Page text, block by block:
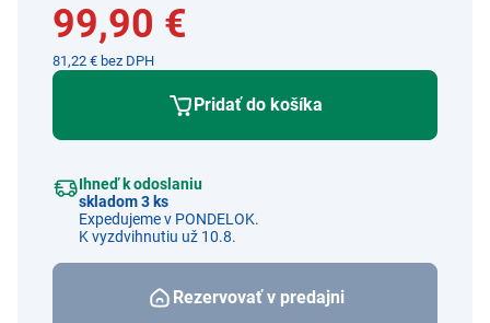
99,90 €
81,22 € bez DPH
Pridať do košíka
Ihneď k odoslaniu
skladom 3 ks
Expedujeme v PONDELOK.
K vyzdvihnutiu už 10.8.
Rezervovať v predajni